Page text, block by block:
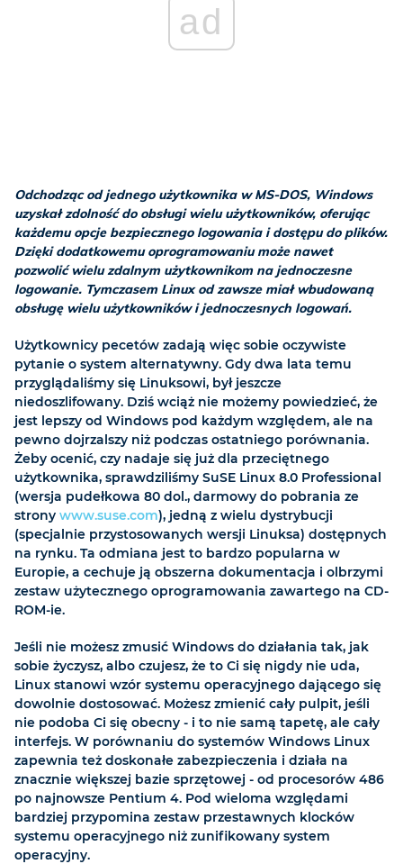
ad
Odchodząc od jednego użytkownika w MS-DOS, Windows
uzyskał zdolność do obsługi wielu użytkowników, oferując
każdemu opcje bezpiecznego logowania i dostępu do plików.
Dzięki dodatkowemu oprogramowaniu może nawet
pozwolić wielu zdalnym użytkownikom na jednoczesne
logowanie. Tymczasem Linux od zawsze miał wbudowaną
obsługę wielu użytkowników i jednoczesnych logowań.
Użytkownicy pecetów zadają więc sobie oczywiste
pytanie o system alternatywny. Gdy dwa lata temu
przyglądaliśmy się Linuksowi, był jeszcze
niedoszlifowany. Dziś wciąż nie możemy powiedzieć, że
jest lepszy od Windows pod każdym względem, ale na
pewno dojrzalszy niż podczas ostatniego porównania.
Żeby ocenić, czy nadaje się już dla przeciętnego
użytkownika, sprawdziliśmy SuSE Linux 8.0 Professional
(wersja pudełkowa 80 dol., darmowy do pobrania ze
strony www.suse.com), jedną z wielu dystrybucji
(specjalnie przystosowanych wersji Linuksa) dostępnych
na rynku. Ta odmiana jest to bardzo popularna w
Europie, a cechuje ją obszerna dokumentacja i olbrzymi
zestaw użytecznego oprogramowania zawartego na CD-
ROM-ie.
Jeśli nie możesz zmusić Windows do działania tak, jak
sobie życzysz, albo czujesz, że to Ci się nigdy nie uda,
Linux stanowi wzór systemu operacyjnego dającego się
dowolnie dostosować. Możesz zmienić cały pulpit, jeśli
nie podoba Ci się obecny - i to nie samą tapetę, ale cały
interfejs. W porównaniu do systemów Windows Linux
zapewnia też doskonałe zabezpieczenia i działa na
znacznie większej bazie sprzętowej - od procesorów 486
po najnowsze Pentium 4. Pod wieloma względami
bardziej przypomina zestaw przestawnych klocków
systemu operacyjnego niż zunifikowany system
operacyjny.